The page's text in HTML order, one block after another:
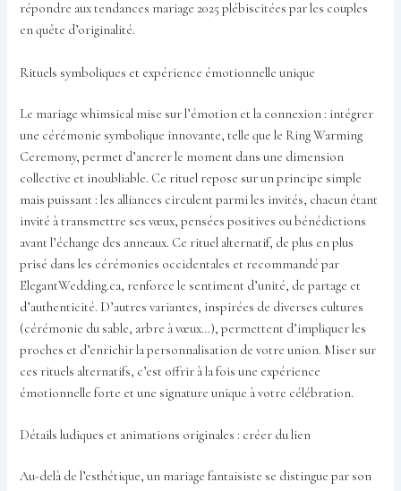
répondre aux tendances mariage 2025 plébiscitées par les couples
en quête d’originalité.
Rituels symboliques et expérience émotionnelle unique
Le mariage whimsical mise sur l’émotion et la connexion : intégrer
une cérémonie symbolique innovante, telle que le Ring Warming
Ceremony, permet d’ancrer le moment dans une dimension
collective et inoubliable. Ce rituel repose sur un principe simple
mais puissant : les alliances circulent parmi les invités, chacun étant
invité à transmettre ses vœux, pensées positives ou bénédictions
avant l’échange des anneaux. Ce rituel alternatif, de plus en plus
prisé dans les cérémonies occidentales et recommandé par
ElegantWedding.ca, renforce le sentiment d’unité, de partage et
d’authenticité. D’autres variantes, inspirées de diverses cultures
(cérémonie du sable, arbre à vœux…), permettent d’impliquer les
proches et d’enrichir la personnalisation de votre union. Miser sur
ces rituels alternatifs, c’est offrir à la fois une expérience
émotionnelle forte et une signature unique à votre célébration.
Détails ludiques et animations originales : créer du lien
Au-delà de l’esthétique, un mariage fantaisiste se distingue par son